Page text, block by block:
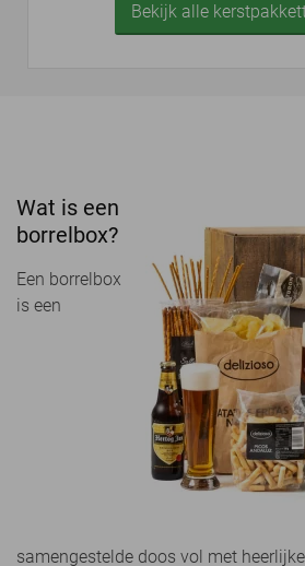
Bekijk alle
Wat is een
borrelbox?
Een borrelbox
is een
samengestelde doos vol met